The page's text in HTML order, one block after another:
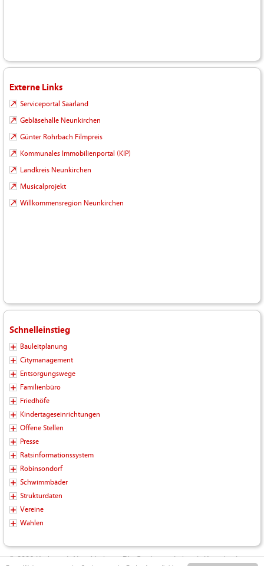
Externe Links
Serviceportal Saarland
Gebläsehalle Neunkirchen
Günter Rohrbach Filmpreis
Kommunales Immobilienportal (KIP)
Landkreis Neunkirchen
Musicalprojekt
Willkommensregion Neunkirchen
Schnelleinstieg
Bauleitplanung
Citymanagement
Entsorgungswege
Familienbüro
Friedhöfe
Kindertageseinrichtungen
Offene Stellen
Presse
Ratsinformationssystem
Robinsondorf
Schwimmbäder
Strukturdaten
Vereine
Wahlen
© 2026 Kreisstadt Neunkirchen - Die Stadt zum Leben | Kontakt |